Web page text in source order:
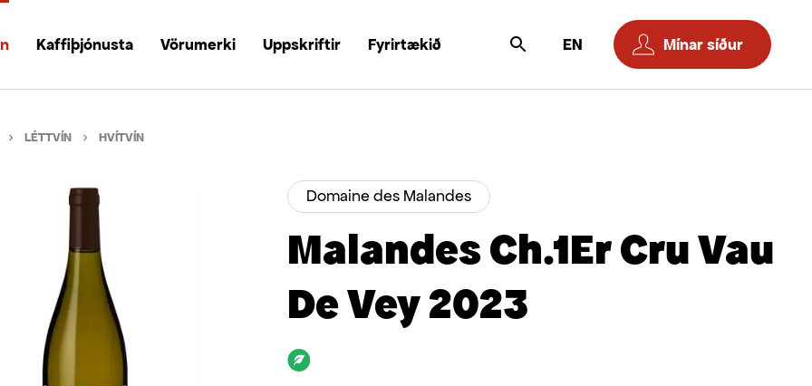
Kaffiþjónusta Vörumerki Uppskriftir Fyrirtækið EN Mínar síður
LÉTTVÍN HVÍTVÍN
Domaine des Malandes
Malandes Ch.1Er Cru Vau
De Vey 2023